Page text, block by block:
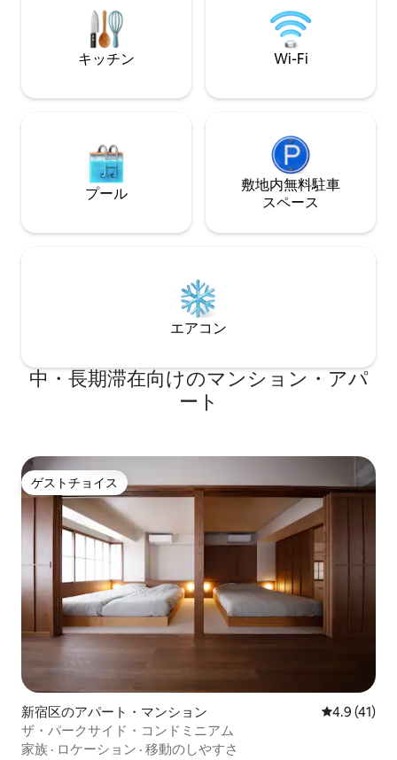
滞在中のお買い物にも便利です。 【 間取
り・ベッド】 お部屋は約45㎡の2LDKタ
イプです。 * ベッドルームA：1.4m幅のダ
ブルベッド1台 * ベッドルームB：1.4m幅
ベッドルームAは、扉をすべて開けてリビ
インでのセルフチェックインを採用して
おり、お部屋のドアは暗証番号式です。
現地での対面手続きは必要ありません。
料の荷物預かり * 空港送迎の手配 * ケーキ
泊のお客様には、滞在中1回の無料清掃サ
ービスをご提供します。事前予約制で、
ご希望の日付をご指定いただけます。
ェックアウト日は、お部屋のドア付近に
ある指定スペースへ荷物を置いていただ
りません。現金、パスポート、貴重品な
区保健所の安全規定により、転落防止お
よびプライバシー保護のため、室内左側
の窓は左右それぞれ約10cmまでしか開け
られません。 換気用としてご利用いただ
けるほか、室内には換気扇も設置されて
います。 【ご宿泊時の注意事項】 * 室内
では靴を脱いでお過ごしください。 * 玄
関は暗証番号式です。暗証番号は適切に
管理し、第三者には知らせないでくださ
い。 * 室内および建物の共用部分は全面
禁煙です。 * 大声での会話、騒音、走
る・跳ぶなどの行為はご遠慮ください。 *
キッチンは簡単な調理に限りご利用いた
だけます。 * 油煙や強いにおいが発生す
備品を汚したり、破損したりしないよう
大切にお使いください。 * チェックアウ
ト時に大量のゴミを残さないでくださ
ッドと、日本なら
ゃぶ台に低めのソ
と居心地よくお過
たつを寄せて"布
(荷物が多い場合
まりの時には、こ
いて寝ることも可
お過ごしになるに
めです。 クイー
りながら、日本の
るインテリアのお
キッチン Wi-Fi
プール
敷地内無料駐⁠車
ス⁠ペ⁠ー⁠ス
エアコン
中・長期滞在向けのマンション・アパ
ート
ゲストチョイス
ゲストチョイス
新宿区のアパート・マンション レビュー41
4.9 (41)
ザ・パークサイド・コンドミニアム
家族 · ロケーション · 移動のしやすさ